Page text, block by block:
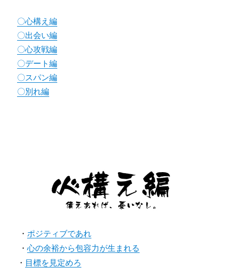
〇心構え編
〇出会い編
〇心攻戦編
〇デート編
〇スパン編
〇別れ編
・ ポジティブであれ
・心の余裕から包容力が生まれる
・ 目標を見定めろ